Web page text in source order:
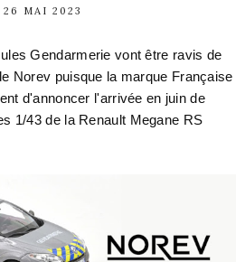
26 MAI 2023
Gendarmerie vont être ravis de
Norev puisque la marque Française
d'annoncer l'arrivée en juin de
1/43 de la Renault Megane RS